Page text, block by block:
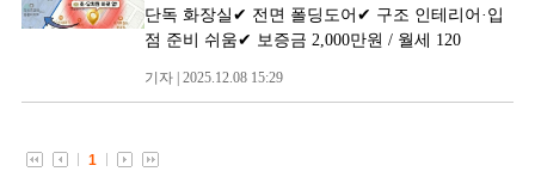
단독 화장실✔ 전면 폴딩도어✔ 구조 인테리어·입
점 준비 쉬움✔ 보증금 2,000만원 / 월세 120
기자 | 2025.12.08 15:29
1